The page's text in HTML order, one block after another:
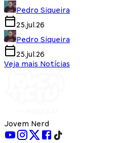
Pedro Siqueira
25.jul.26
Pedro Siqueira
25.jul.26
Veja mais Notícias
Jovem Nerd